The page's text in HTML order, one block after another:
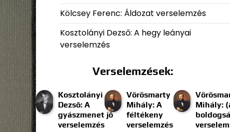
Kölcsey Ferenc: Áldozat verselemzés
Kosztolányi Dezső: A hegy leányai
verselemzés
Verselemzések:
Kosztolányi
Dezső: A
gyászmenet jő
verselemzés
Vörösmarty
Mihály: A
féltékeny
verselemzés
Mihály: